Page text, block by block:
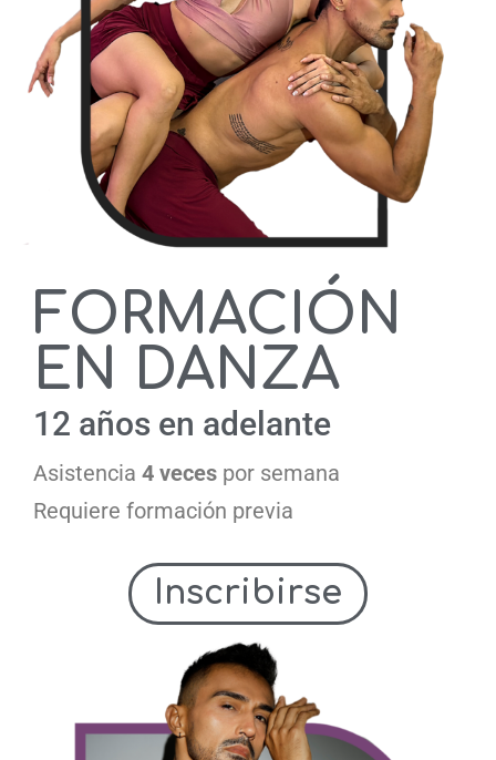
FORMACIÓN
EN DANZA
12 años en adelante
Asistencia 4 veces por semana
Requiere formación previa
Inscribirse